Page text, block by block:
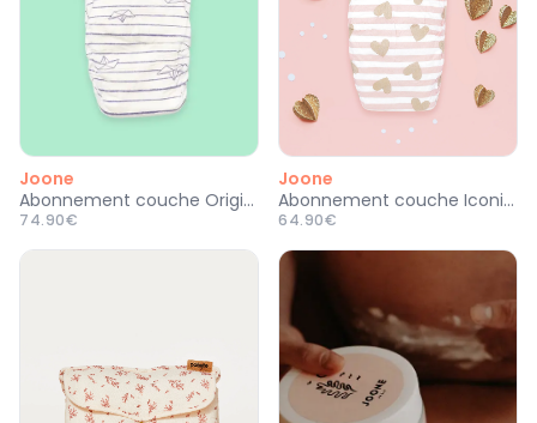
Joone
Abonnement couche Origine
74.90€
Joone
Abonnement couche Iconique
64.90€